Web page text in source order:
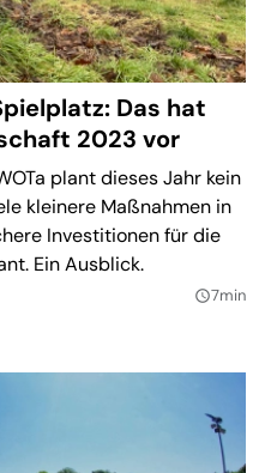
Das hat
2023 vor
plant dieses Jahr kein
kleinere Maßnahmen in
Investitionen für die
Ein Ausblick.
query_builder7min